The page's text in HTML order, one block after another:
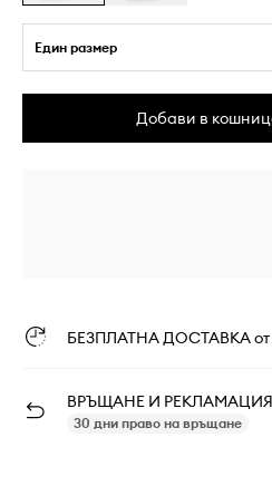
Един размер
Добави в
БЕЗПЛАТНА ДОСТАВКА от
ВРЪЩАНЕ И РЕКЛАМАЦИЯ
30 дни право на връщане